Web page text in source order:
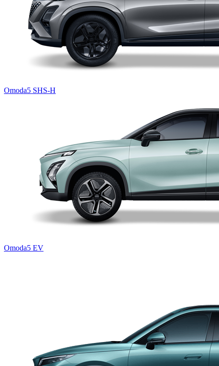
Omoda5 SHS-H
Omoda5 EV